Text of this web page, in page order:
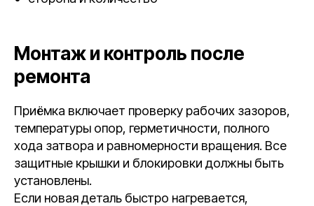
Монтаж и контроль после
ремонта
Приёмка включает проверку рабочих зазоров,
температуры опор, герметичности, полного
хода затвора и равномерности вращения. Все
защитные крышки и блокировки должны быть
установлены.
Если новая деталь быстро нагревается,